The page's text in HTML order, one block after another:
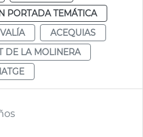
PORTADA TEMÁTICA
ACEQUIAS
DE LA MOLINERA